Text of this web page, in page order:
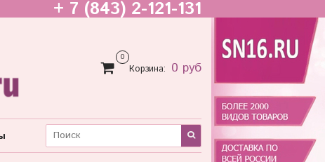
+ 7 (843) 2-121-131
0
Корзина: 0 руб